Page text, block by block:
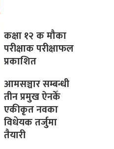
कक्षा १२ क मौका
परीक्षाक परीक्षाफल
प्रकाशित
आमसञ्चार सम्बन्धी
तीन प्रमुख ऐनकेँ
एकीकृत नवका
विधेयक तर्जुमा
तैयारी